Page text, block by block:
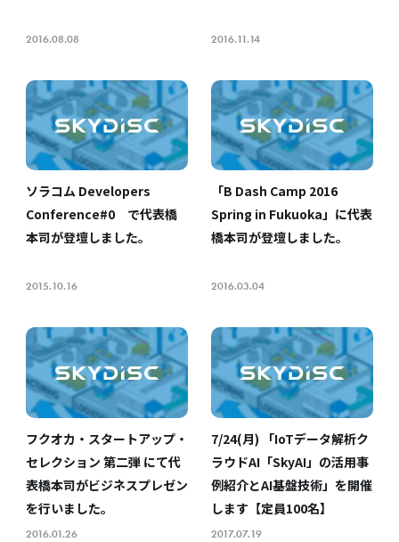
2016.08.08 2016.11.14
ソラコム Developers
Conference#0 で代表橋
本司が登壇しました。
2015.10.16
「B Dash Camp 2016
Spring in Fukuoka」に代表
橋本司が登壇しました。
2016.03.04
フクオカ・スタートアップ・
セレクション 第二弾 にて代
表橋本司がビジネスプレゼン
を行いました。
2016.01.26
7/24(月) 「IoTデータ解析ク
ラウドAI「SkyAI」の活用事
例紹介とAI基盤技術」を開催
します【定員100名】
2017.07.19